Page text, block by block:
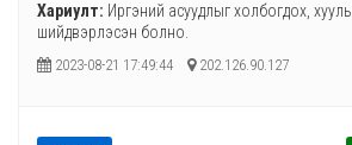
Хариулт: Иргэний асуудлыг холбогдох,
шийдвэрлэсэн болно.
2023-08-21 17:49:44 202.126.90.127